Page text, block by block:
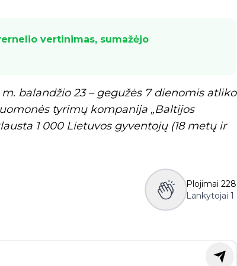
vertinimas, sumažėjo
balandžio 23 – gegužės 7 dienomis atliko
tyrimų kompanija „Baltijos
1 000 Lietuvos gyventojų (18 metų ir
Plojimai 228
Lankytojai 1